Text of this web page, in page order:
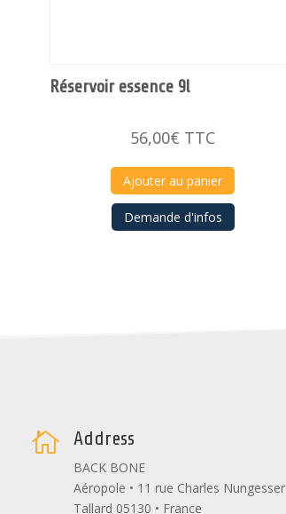
Réservoir essence 9l
56,00€ TTC
Ajouter au panier
Demande d'infos
 Address
BACK BONE
Aéropole • 11 rue Charles Nungesser
Tallard 05130 • France